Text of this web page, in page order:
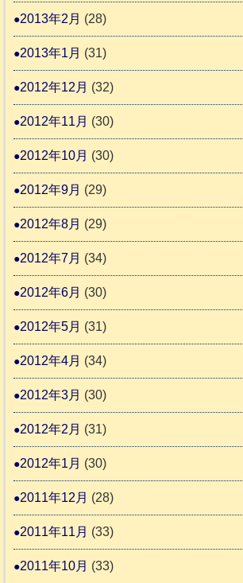
2013年2月 (28)
2013年1月 (31)
2012年12月 (32)
2012年11月 (30)
2012年10月 (30)
2012年9月 (29)
2012年8月 (29)
2012年7月 (34)
2012年6月 (30)
2012年5月 (31)
2012年4月 (34)
2012年3月 (30)
2012年2月 (31)
2012年1月 (30)
2011年12月 (28)
2011年11月 (33)
2011年10月 (33)